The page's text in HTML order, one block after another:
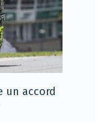
un accord